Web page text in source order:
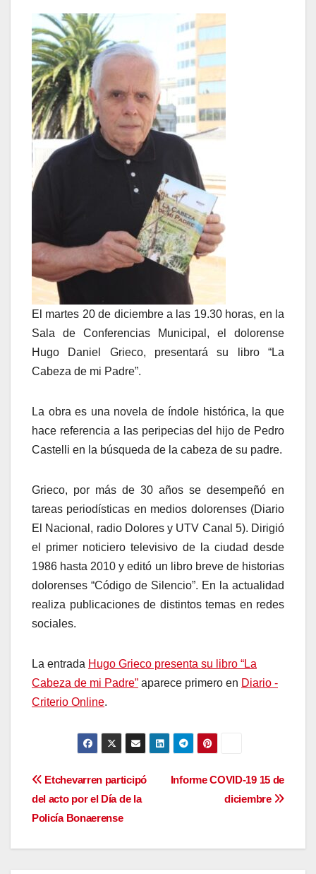
El martes 20 de diciembre a las 19.30 horas, en la
Sala de Conferencias Municipal, el dolorense
Hugo Daniel Grieco, presentará su libro “La
Cabeza de mi Padre”.
La obra es una novela de índole histórica, la que
hace referencia a las peripecias del hijo de Pedro
Castelli en la búsqueda de la cabeza de su padre.
Grieco, por más de 30 años se desempeñó en
tareas periodísticas en medios dolorenses (Diario
El Nacional, radio Dolores y UTV Canal 5). Dirigió
el primer noticiero televisivo de la ciudad desde
1986 hasta 2010 y editó un libro breve de historias
dolorenses “Código de Silencio”. En la actualidad
realiza publicaciones de distintos temas en redes
sociales.
La entrada Hugo Grieco presenta su libro “La
Cabeza de mi Padre” aparece primero en Diario -
Criterio Online.
Navegación
de
entradas
Informe COVID-19 15 de
diciembre
Etchevarren participó
del acto por el Día de la
Policía Bonaerense